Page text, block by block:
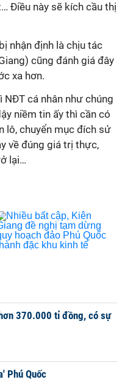
Điều này sẽ kích cầu thị
nhận định là chịu tác
cũng đánh giá đây
xa hơn.
cá nhân như chúng
niềm tin ấy thì cần có
lô, chuyển mục đích sử
về đúng giá trị thực,
lại…
370.000 tỉ đồng, có sự
Phú Quốc